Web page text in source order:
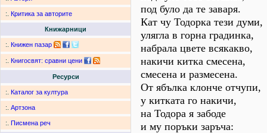
:. Критика за авторите
Книжарници
:. Книжен пазар
:. Книгосвят: сравни цени
Ресурси
:. Каталог за култура
:. Артзона
:. Писмена реч
под було да те заваря.
Кат чу Тодорка тези думи,
улягла в горна градинка,
набрала цвете всякакво,
накичи китка смесена,
смесена и размесена.
От ябълка клонче отчупи,
у китката го накичи,
на Тодора я забоде
и му поръки заръча: